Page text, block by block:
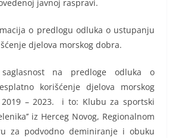
javnoj raspravi.
o predlogu odluka o ustupanju
djelova morskog dobra.
na predloge odluka o
korišćenje djelova morskog
– 2023. i to: Klubu za sportski
iz Herceg Novog, Regionalnom
za podvodno deminiranje i obuku